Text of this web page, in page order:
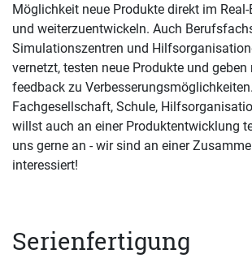
Möglichkeit neue Produkte direkt im
und weiterzuentwickeln. Auch
Simulationszentren und
vernetzt, testen neue Produkte und
feedback zu
Fachgesellschaft, Schule,
willst auch an einer Produktentwicklung
uns gerne an - wir sind an einer
interessiert!
Serienfertigung